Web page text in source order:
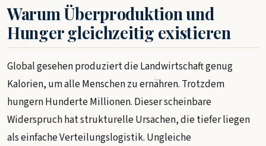
Warum Überproduktion und
Hunger gleichzeitig existieren
Global gesehen produziert die Landwirtschaft genug
Kalorien, um alle Menschen zu ernähren. Trotzdem
hungern Hunderte Millionen. Dieser scheinbare
Widerspruch hat strukturelle Ursachen, die tiefer liegen
als einfache Verteilungslogistik. Ungleiche